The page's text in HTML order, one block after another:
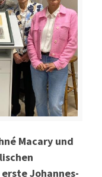
Macary und
Johannes-